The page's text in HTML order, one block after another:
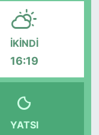
İKINDI
16:19
YATSI